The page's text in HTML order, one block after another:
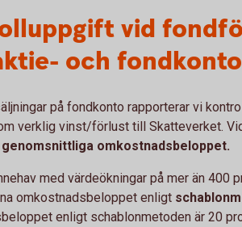
vid
och fondkonto
på fondkonto rapporterar vi
verklig vinst/förlust till Skatteverket.
genomsnittliga omkostnadsbeloppet.
med värdeökningar på mer än 400
omkostnadsbeloppet enligt
enligt schablonmetoden är 20